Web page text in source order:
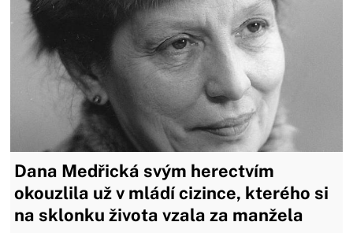
Dana Medřická svým herectvím
okouzlila už v mládí cizince, kterého si
na sklonku života vzala za manžela